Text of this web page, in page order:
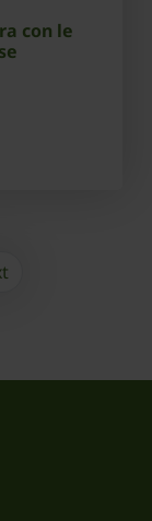
con le